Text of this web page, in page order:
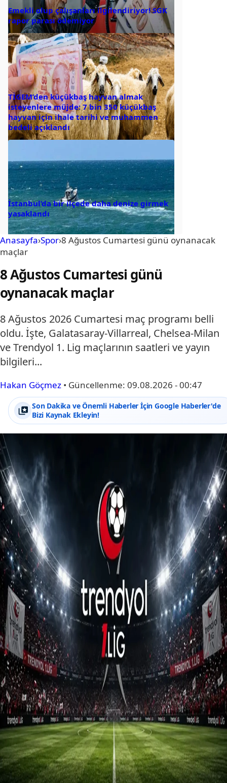
Emekli olup çalışanları ilgilendiriyor! SGK
rapor parası ödemiyor
TİGEM’den küçükbaş hayvan almak
isteyenlere müjde: 7 bin 350 küçükbaş
hayvan için ihale tarihi ve muhammen
bedeli açıklandı
İstanbul’da bir ilçede daha denize girmek
yasaklandı
Anasayfa›Spor›8 Ağustos Cumartesi günü oynanacak
maçlar
8 Ağustos Cumartesi günü
oynanacak maçlar
8 Ağustos 2026 Cumartesi maç programı belli
oldu. İşte, Galatasaray-Villarreal, Chelsea-Milan
ve Trendyol 1. Lig maçlarının saatleri ve yayın
bilgileri...
Hakan Göçmez • Güncellenme: 09.08.2026 - 00:47
Son Dakika ve Önemli Haberler İçin Google Haberler'de
Bizi Kaynak Ekleyin!